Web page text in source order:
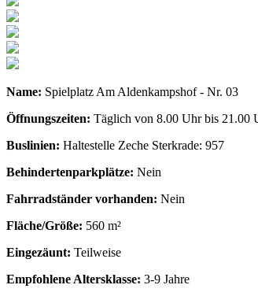
Name: Spielplatz Am Aldenkampshof - Nr. 03
Öffnungszeiten: Täglich von 8.00 Uhr bis 21.00
Buslinien: Haltestelle Zeche Sterkrade: 957
Behindertenparkplätze: Nein
Fahrradständer vorhanden: Nein
Fläche/Größe: 560 m²
Eingezäunt: Teilweise
Empfohlene Altersklasse: 3-9 Jahre